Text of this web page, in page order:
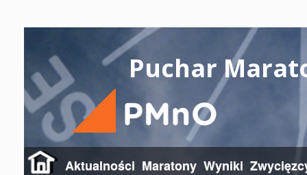
Puchar
Aktualności Maratony Wyniki